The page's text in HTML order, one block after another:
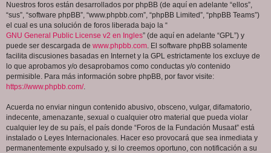
Nuestros foros están desarrollados por phpBB (de aquí en adelante “ellos”,
“sus”, “software phpBB”, “www.phpbb.com”, “phpBB Limited”, “phpBB Teams”)
el cual es una solución de foros liberada bajo la “
GNU General Public License v2 en Ingles” (de aquí en adelante “GPL”) y
puede ser descargada de www.phpbb.com. El software phpBB solamente
facilita discusiones basadas en Internet y la GPL estrictamente los excluye de
lo que aprobamos y/o desaprobamos como conductas y/o contenido
permisible. Para más información sobre phpBB, por favor visite:
https://www.phpbb.com/.
Acuerda no enviar ningun contenido abusivo, obsceno, vulgar, difamatorio,
indecente, amenazante, sexual o cualquier otro material que pueda violar
cualquier ley de su país, el país donde “Foros de la Fundación Musaat” está
instalado o Leyes Internacionales. Hacer eso provocará que sea inmediata y
permanentemente expulsado y, si lo creemos oportuno, con notificación a su